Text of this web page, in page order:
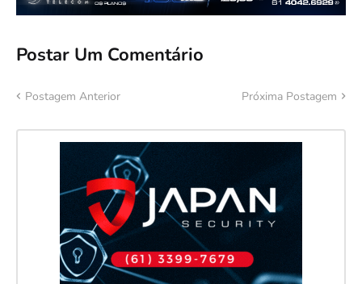
Postar Um Comentário
Postagem Anterior Próxima Postagem